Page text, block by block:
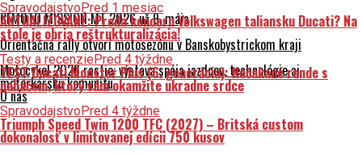
CFMOTO MISSION MT 2026 už 9. mája
Orientačná rally otvorí motosezónu v Banskobystrickom kraji
Motocykel 2026 rastie: výstava spája jazdcov, technológie aj
motorkársku komunitu
O nás
SpravodajstvoPred 1 mesiac
AKTUALIZOVANÉ: Predá koncern Volkswagen taliansku Ducati? Na
stole je obria reštrukturalizácia!
Testy a recenziePred 4 týždne
TEST Ducati Monster Plus (6. generácia): Nečakané rande s
naháčom, ktorý vám okamžite ukradne srdce
SpravodajstvoPred 4 týždne
Triumph Speed Twin 1200 TFC (2027) – Britská custom
dokonalosť v limitovanej edícii 750 kusov